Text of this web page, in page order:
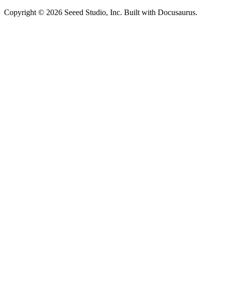
Copyright © 2026 Seeed Studio, Inc. Built with Docusaurus.